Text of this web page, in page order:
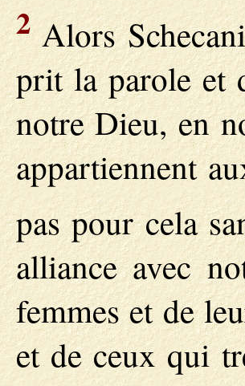
2Alors
prit la parole et
notre Dieu, en
appartiennent
pas pour cela
alliance avec
femmes et de
et de ceux qui